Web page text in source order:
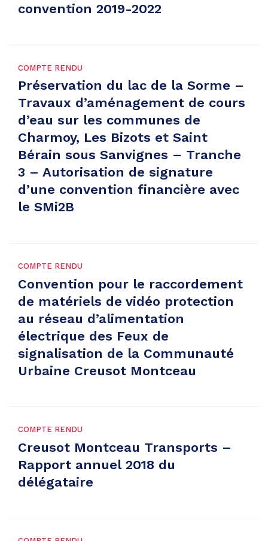
convention 2019-2022
COMPTE RENDU
Préservation du lac de la Sorme –
Travaux d’aménagement de cours
d’eau sur les communes de
Charmoy, Les Bizots et Saint
Bérain sous Sanvignes – Tranche
3 – Autorisation de signature
d’une convention financière avec
le SMi2B
COMPTE RENDU
Convention pour le raccordement
de matériels de vidéo protection
au réseau d’alimentation
électrique des Feux de
signalisation de la Communauté
Urbaine Creusot Montceau
COMPTE RENDU
Creusot Montceau Transports –
Rapport annuel 2018 du
délégataire